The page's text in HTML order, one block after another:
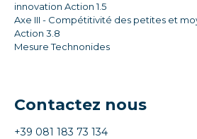
innovation Action 1.5
Axe III - Compétitivité des petites et
Action 3.8
Mesure Technonides
Contactez nous
+39 081 183 73 134